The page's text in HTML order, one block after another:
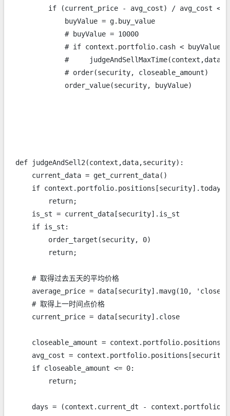
if (current_price - avg_cost) / avg_cost <
buyValue = g.buy_value
# buyValue = 10000
# if context.portfolio.cash < buyValue:
#
# order(security, closeable_amount)
order_value(security, buyValue)
def judgeAndSell2(context,data,security):
current_data = get_current_data()
if
return;
is_st = current_data[security].is_st
if is_st:
order_target(security, 0)
return;
# 取得过去五天的平均价格
average_price = data[security].mavg(10, 'close')
# 取得上一时间点价格
current_price = data[security].close
closeable_amount =
avg_cost =
if closeable_amount <= 0:
return;
days = (context.current_dt -